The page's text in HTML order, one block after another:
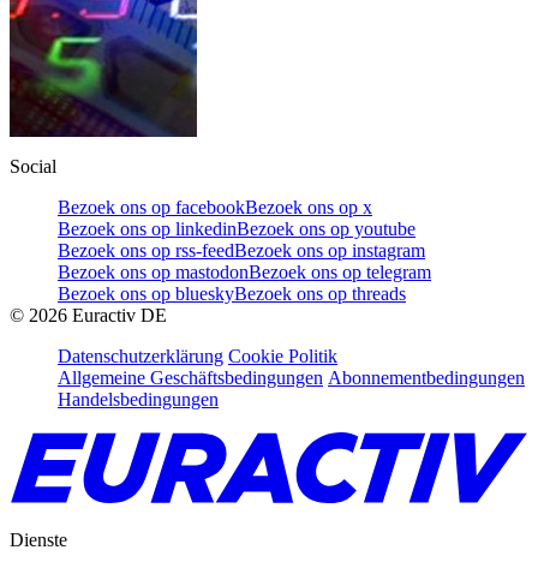
Social
Bezoek ons op facebookBezoek ons op x
Bezoek ons op linkedinBezoek ons op youtube
Bezoek ons op rss-feedBezoek ons op instagram
Bezoek ons op mastodonBezoek ons op telegram
Bezoek ons op blueskyBezoek ons op threads
© 2026 Euractiv DE
Datenschutzerklärung Cookie Politik
Allgemeine Geschäftsbedingungen Abonnementbedingungen
Handelsbedingungen
Dienste